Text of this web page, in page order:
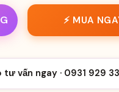
⚡ MUA
tư vấn ngay · 0931 929